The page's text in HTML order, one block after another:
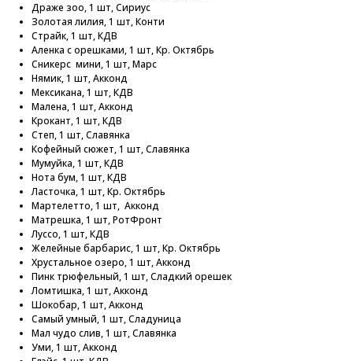
Драже зоо, 1 шт, Сириус
Золотая лилия, 1 шт, Конти
Страйк, 1 шт, КДВ
Аленка с орешками, 1 шт, Кр. Октябрь
Сникерс мини, 1 шт, Марс
Нямик, 1 шт, Акконд
Мексикана, 1 шт, КДВ
Малена, 1 шт, Акконд
Крокант, 1 шт, КДВ
Степ, 1 шт, Славянка
Кофейный сюжет, 1 шт, Славянка
Мумуйка, 1 шт, КДВ
Нота бум, 1 шт, КДВ
Ласточка, 1 шт, Кр. Октябрь
Мартелетто, 1 шт, Акконд
Матрешка, 1 шт, РотФронт
Луссо, 1 шт, КДВ
Желейные барбарис, 1 шт, Кр. Октябрь
Хрустальное озеро, 1 шт, Акконд
Пинк трюфельный, 1 шт, Сладкий орешек
Ломтишка, 1 шт, Акконд
Шокобар, 1 шт, Акконд
Самый умный, 1 шт, Сладуница
Мал чудо слив, 1 шт, Славянка
Уми, 1 шт, Акконд